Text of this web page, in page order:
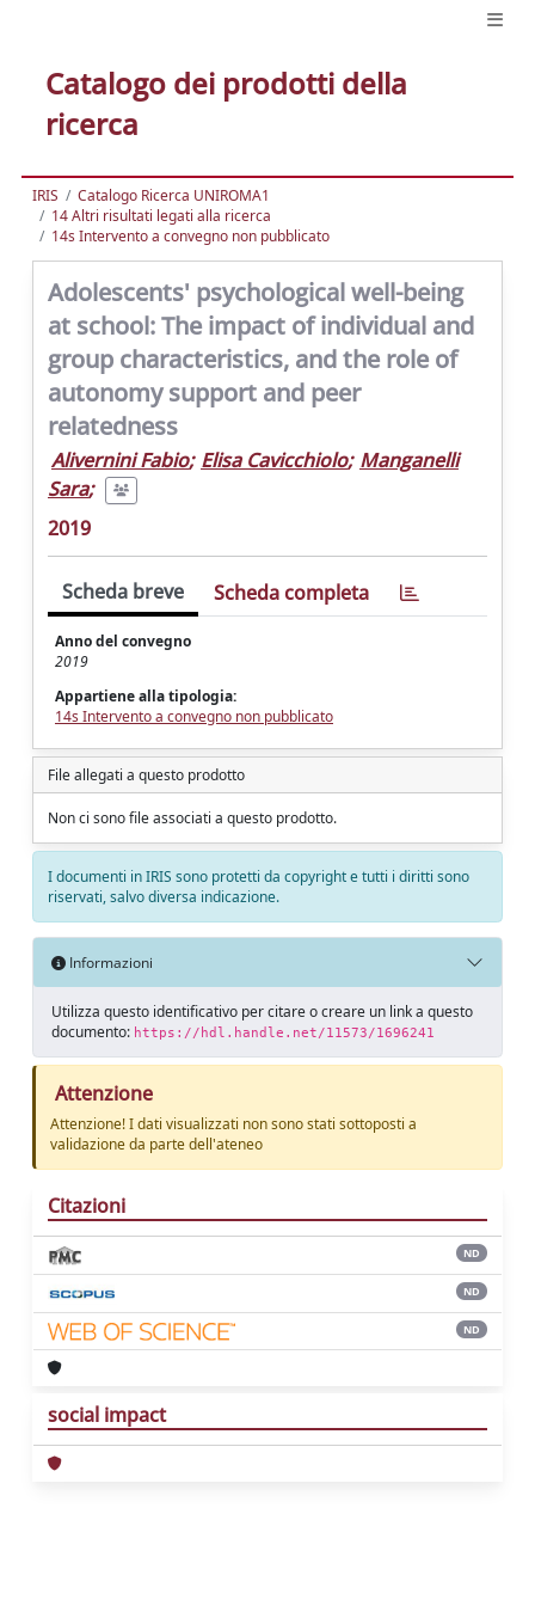
Catalogo dei prodotti della
ricerca
IRIS
Catalogo Ricerca UNIROMA1
14 Altri risultati legati alla ricerca
14s Intervento a convegno non pubblicato
Adolescents' psychological well-being
at school: The impact of individual and
group characteristics, and the role of
autonomy support and peer
relatedness
Alivernini Fabio; Elisa Cavicchiolo; Manganelli
Sara;
2019
Scheda breve Scheda completa
Anno del convegno
2019
Appartiene alla tipologia:
14s Intervento a convegno non pubblicato
File allegati a questo prodotto
Non ci sono file associati a questo prodotto.
I documenti in IRIS sono protetti da copyright e tutti i diritti sono
riservati, salvo diversa indicazione.
Informazioni
Utilizza questo identificativo per citare o creare un link a questo
documento: https://hdl.handle.net/11573/1696241
Attenzione
Attenzione! I dati visualizzati non sono stati sottoposti a
validazione da parte dell'ateneo
Citazioni
ND
ND
ND
social impact